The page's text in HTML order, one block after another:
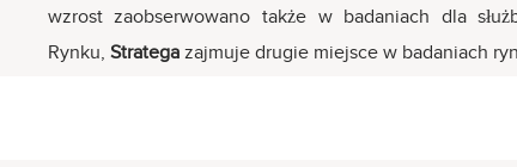
wzrost zaobserwowano także w badaniach dla
Rynku, Strategazajmuje drugie miejsce w badaniach